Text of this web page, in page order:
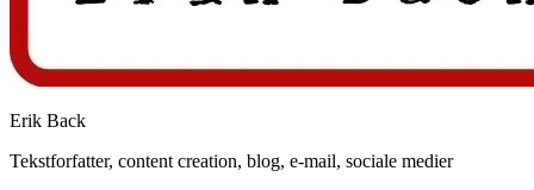
Erik Back
Tekstforfatter, content creation, blog, e-mail, sociale medier